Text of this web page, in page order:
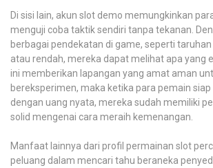
Di sisi lain, akun slot demo memungkinkan
menguji coba taktik sendiri tanpa tekanan.
berbagai pendekatan di game, seperti
atau rendah, mereka dapat melihat apa yang
ini memberikan lapangan yang amat aman
bereksperimen, maka ketika para pemain
dengan uang nyata, mereka sudah memiliki
solid mengenai cara meraih kemenangan.
Manfaat lainnya dari profil permainan slot
peluang dalam mencari tahu beraneka